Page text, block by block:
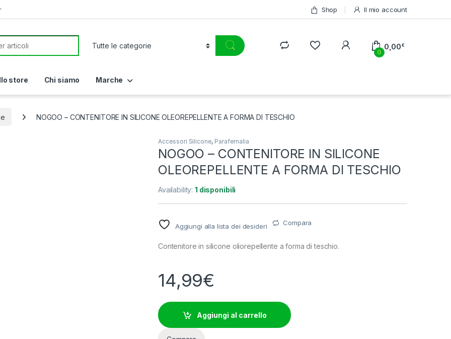
Shop Il mio account
0
0,00€
store Chi siamo Marche
NOGOO – CONTENITORE IN SILICONE OLEOREPELLENTE A FORMA DI TESCHIO
Accessori Silicone, Parafernalia
NOGOO – CONTENITORE IN SILICONE
OLEOREPELLENTE A FORMA DI TESCHIO
Availability:1 disponibili
Aggiungi alla lista dei desideri Compara
Contenitore in silicone oliorepellente a forma di teschio.
14,99€
Aggiungi al carrello